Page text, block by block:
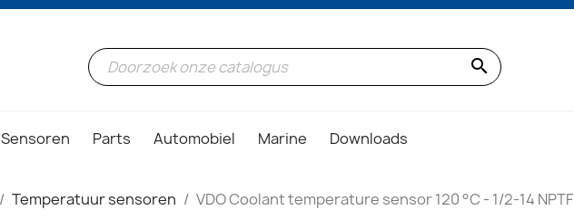
search
Sensoren Parts Automobiel Marine Downloads
Temperatuur sensoren VDO Coolant temperature sensor 120 °C - 1/2-14 NPTF